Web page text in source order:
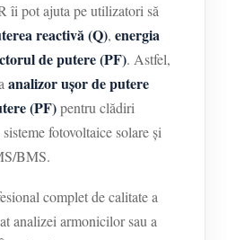
pot ajuta pe utilizatori să
reactivă (Q), energia
de putere (PF). Astfel,
analizor ușor de putere
(PF)pentru clădiri
fotovoltaice solare și
BMS.
complet de calitate a
analizei armonicilor sau a